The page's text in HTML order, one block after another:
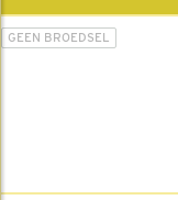
GEEN BROEDSEL